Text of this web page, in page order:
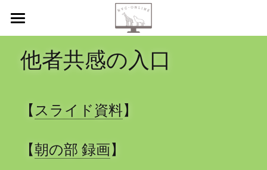
【新規申込】
自己内省
月イチ読書会
他者共感の入口
【スライド資料】
【朝の部 録画】